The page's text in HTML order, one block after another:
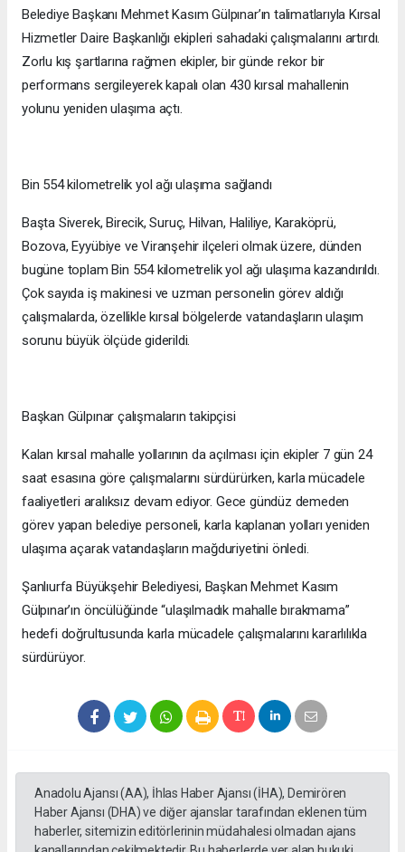
Belediye Başkanı Mehmet Kasım Gülpınar’ın talimatlarıyla Kırsal
Hizmetler Daire Başkanlığı ekipleri sahadaki çalışmalarını artırdı.
Zorlu kış şartlarına rağmen ekipler, bir günde rekor bir
performans sergileyerek kapalı olan 430 kırsal mahallenin
yolunu yeniden ulaşıma açtı.
Bin 554 kilometrelik yol ağı ulaşıma sağlandı
Başta Siverek, Birecik, Suruç, Hilvan, Haliliye, Karaköprü,
Bozova, Eyyübiye ve Viranşehir ilçeleri olmak üzere, dünden
bugüne toplam Bin 554 kilometrelik yol ağı ulaşıma kazandırıldı.
Çok sayıda iş makinesi ve uzman personelin görev aldığı
çalışmalarda, özellikle kırsal bölgelerde vatandaşların ulaşım
sorunu büyük ölçüde giderildi.
Başkan Gülpınar çalışmaların takipçisi
Kalan kırsal mahalle yollarının da açılması için ekipler 7 gün 24
saat esasına göre çalışmalarını sürdürürken, karla mücadele
faaliyetleri aralıksız devam ediyor. Gece gündüz demeden
görev yapan belediye personeli, karla kaplanan yolları yeniden
ulaşıma açarak vatandaşların mağduriyetini önledi.
Şanlıurfa Büyükşehir Belediyesi, Başkan Mehmet Kasım
Gülpınar’ın öncülüğünde “ulaşılmadık mahalle bırakmama”
hedefi doğrultusunda karla mücadele çalışmalarını kararlılıkla
sürdürüyor.
Anadolu Ajansı (AA), İhlas Haber Ajansı (İHA), Demirören
Haber Ajansı (DHA) ve diğer ajanslar tarafından eklenen tüm
haberler, sitemizin editörlerinin müdahalesi olmadan ajans